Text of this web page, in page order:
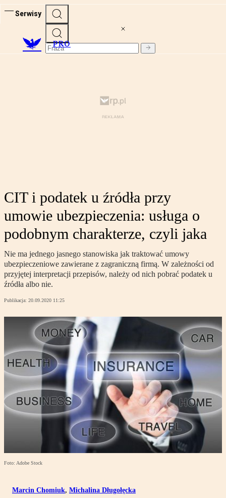
Serwisy
PRO
CIT i podatek u źródła przy
umowie ubezpieczenia: usługa o
podobnym charakterze, czyli jaka
Nie ma jednego jasnego stanowiska jak traktować umowy
ubezpieczeniowe zawierane z zagraniczną firmą. W zależności od
przyjętej interpretacji przepisów, należy od nich pobrać podatek u
źródła albo nie.
Publikacja: 20.09.2020 11:25
Foto: Adobe Stock
Marcin Chomiuk, Michalina Długołęcka